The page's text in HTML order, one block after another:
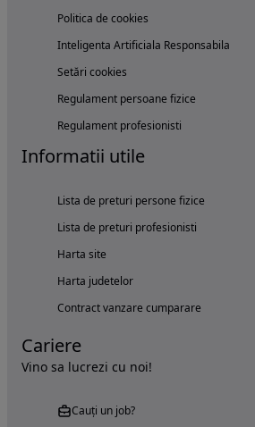
Politica de cookies
Inteligenta Artificiala Responsabila
Setări cookies
Regulament persoane fizice
Regulament profesionisti
Informatii utile
Lista de preturi persone fizice
Lista de preturi profesionisti
Harta site
Harta judetelor
Contract vanzare cumparare
Cariere
Vino sa lucrezi cu noi!
Cauți un job?